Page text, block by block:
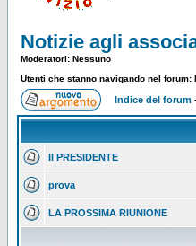
Notizie agli
Moderatori: Nessuno
Utenti che stanno navigando nel forum:
Indice del forum
Il PRESIDENTE
prova
LA PROSSIMA RIUNIONE